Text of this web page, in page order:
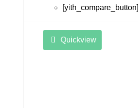
[yith_compare_button]
Quickview